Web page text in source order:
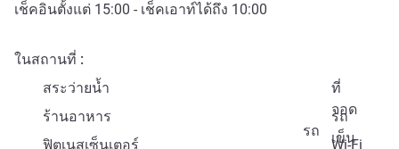
เช็คอินตั้งแต่ 15:00 - เช็คเอาท์ได้ถึง 10:00
ในสถานที่
สระว่ายน้ำ
ที่
จอด
รถ
ร้านอาหาร
รถ
เข็น
ฟิตเนสเซ็นเตอร์ Wi-Fi